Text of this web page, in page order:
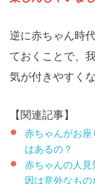
逆に赤ちゃん時
ておくことで、
気が付きやすく
【関連記事】
赤ちゃんがお座
はあるの？
赤ちゃんの人
因は意外なもの